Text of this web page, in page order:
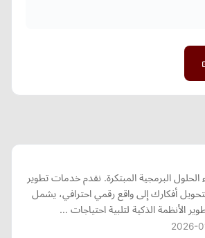
البرمجية المبتكرة. نقدم خدمات تطوير
أفكارك إلى واقع رقمي احترافي، يشمل
الأنظمة الذكية لتلبية احتياجات …
2026-